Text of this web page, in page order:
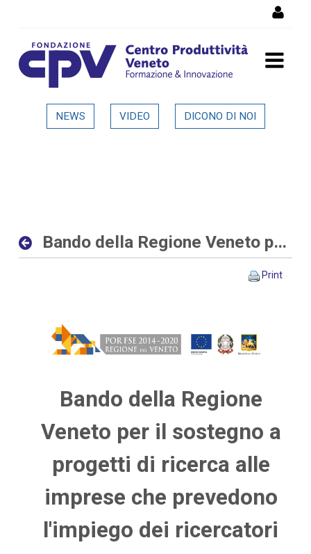
Bando della Regione Veneto
NEWS VIDEO DICONO DI NOI
Bando della Regione Veneto per progetti di ricerca alle imprese
Print
Bando della Regione
Veneto per il sostegno a
progetti di ricerca alle
imprese che prevedono
l'impiego dei ricercatori